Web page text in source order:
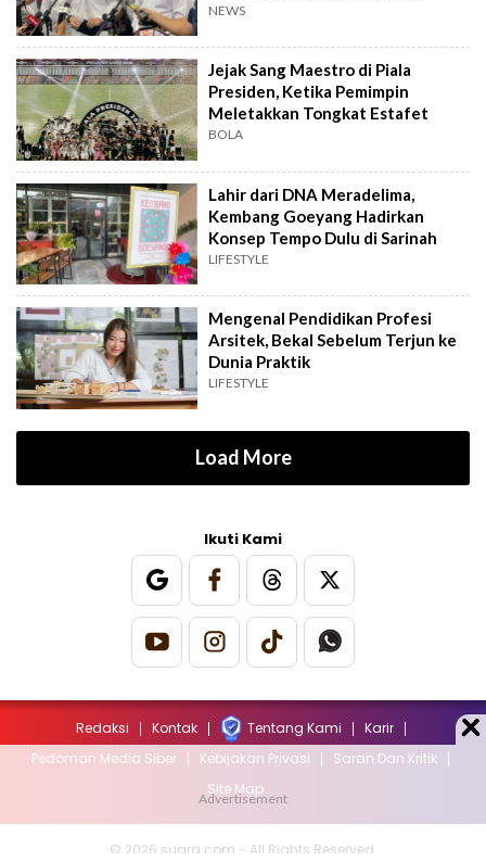
NEWS
Jejak Sang Maestro di Piala
Presiden, Ketika Pemimpin
Meletakkan Tongkat Estafet
BOLA
Lahir dari DNA Meradelima,
Kembang Goeyang Hadirkan
Konsep Tempo Dulu di Sarinah
LIFESTYLE
Mengenal Pendidikan Profesi
Arsitek, Bekal Sebelum Terjun ke
Dunia Praktik
LIFESTYLE
Load More
Ikuti Kami
Redaksi Kontak Tentang Kami
Karir
Pedoman Media Siber
Kebijakan Privasi
Saran Dan Kritik
Site Map
© 2026 suara.com - All Rights Reserved.